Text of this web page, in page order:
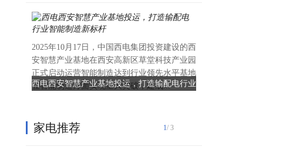
西电西安智慧产业基地投运，打造输配电行业
2025年10月17日，中国西电集团投资建设的西
安智慧产业基地在西安高新区草堂科技产业园
正式启动运营智能制造达到行业领先水平基地
在智能制造方面实现重大突破，建成...
家电推荐 1/ 3